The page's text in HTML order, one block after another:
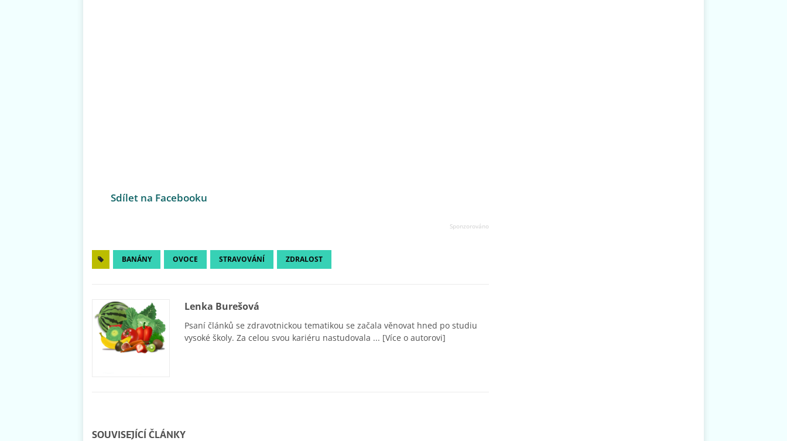
Sdílet na Facebooku
BANÁNY OVOCE STRAVOVÁNÍ ZDRALOST
Lenka Burešová
Psaní článků se zdravotnickou tematikou se začala věnovat hned po studiu
vysoké školy. Za celou svou kariéru nastudovala ... [Více o autorovi]
SOUVISEJÍCÍ ČLÁNKY